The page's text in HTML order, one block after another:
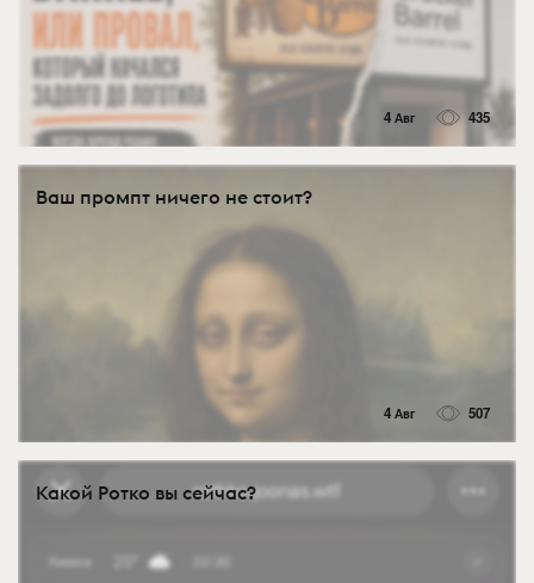
4 Авг 435
Ваш промпт ничего не стоит?
4 Авг 507
Какой Ротко вы сейчас?